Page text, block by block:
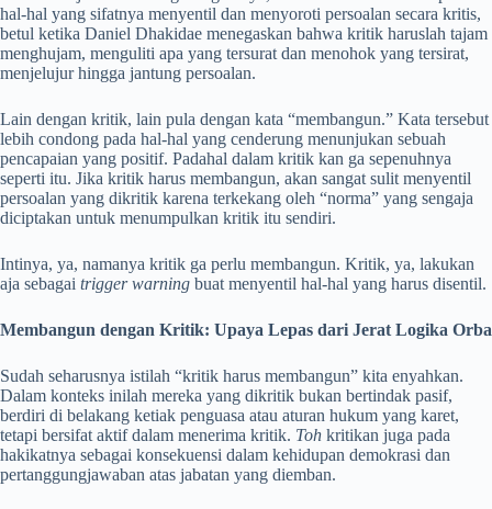
hal-hal yang sifatnya menyentil dan menyoroti persoalan secara kritis,
betul ketika Daniel Dhakidae menegaskan bahwa kritik haruslah tajam
menghujam, menguliti apa yang tersurat dan menohok yang tersirat,
menjelujur hingga jantung persoalan.
Lain dengan kritik, lain pula dengan kata “membangun.” Kata tersebut
lebih condong pada hal-hal yang cenderung menunjukan sebuah
pencapaian yang positif. Padahal dalam kritik kan ga sepenuhnya
seperti itu. Jika kritik harus membangun, akan sangat sulit menyentil
persoalan yang dikritik karena terkekang oleh “norma” yang sengaja
diciptakan untuk menumpulkan kritik itu sendiri.
Intinya, ya, namanya kritik ga perlu membangun. Kritik, ya, lakukan
aja sebagai trigger warning buat menyentil hal-hal yang harus disentil.
Membangun dengan Kritik: Upaya Lepas dari Jerat Logika Orba
Sudah seharusnya istilah “kritik harus membangun” kita enyahkan.
Dalam konteks inilah mereka yang dikritik bukan bertindak pasif,
berdiri di belakang ketiak penguasa atau aturan hukum yang karet,
tetapi bersifat aktif dalam menerima kritik. Toh kritikan juga pada
hakikatnya sebagai konsekuensi dalam kehidupan demokrasi dan
pertanggungjawaban atas jabatan yang diemban.